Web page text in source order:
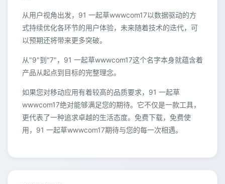
从用户视角出发，91 一起草wwwcom17以数据驱动的方
式持续优化各环节的用户体验，未来随着技术的迭代，可
以预期还将带来更多突破。
从"9"到"7"，91 一起草wwwcom17这个名字本身就蕴含着
产品从起点到目标的完整理念。
如果您对移动应用有着较高的品质要求，91 一起草
wwwcom17绝对能够满足您的期待。它不仅是一款工具，
更代表了一种追求卓越的生活态度。免费下载，免费使
用，91 一起草wwwcom17期待与您的每一次相遇。